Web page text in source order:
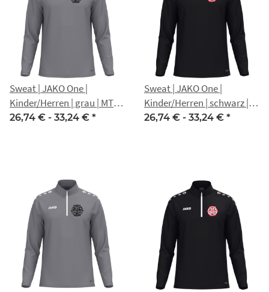
Sweat | JAKO One |
Kinder/Herren | grau | MTV
1860 Erfurt
26,74 € - 33,24 € *
Sweat | JAKO One |
Kinder/Herren | schwarz |
MTV 1860 Erfurt
26,74 € - 33,24 € *